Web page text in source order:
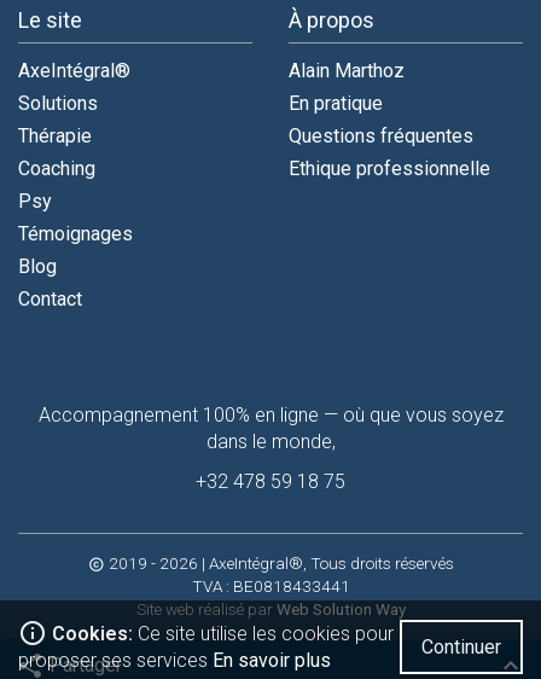
Continuer
info_outline Cookies: Ce site utilise les cookies pour
proposer ses services En savoir plus
Le site
AxeIntégral®
Solutions
Thérapie
Coaching
Psy
Témoignages
Blog
Contact
À propos
Alain Marthoz
En pratique
Questions fréquentes
Ethique professionnelle
Contactez-
Accompagnement 100% en ligne — où que vous soyez
dans le monde,
+32 478 59 18 75
copyright 2019 - 2026 | AxeIntégral®, Tous droits réservés
TVA : BE0818433441
Site web réalisé parWeb Solution Way
share Partager keyboard_arrow_up